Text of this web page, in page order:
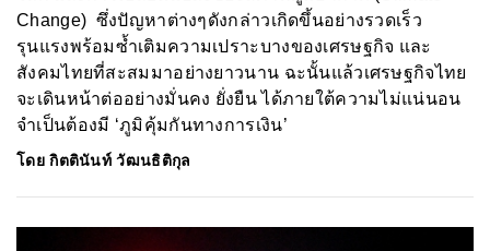
Change) ซึ่งปัญหาต่างๆดังกล่าวเกิดขึ้นอย่างรวดเร็ว
รุนแรงพร้อมซ้ำเติมความเปราะบางของเศรษฐกิจ และ
สังคมไทยที่สะสมมาอย่างยาวนาน ฉะนั้นแล้วเศรษฐกิจไทย
จะเดินหน้าต่ออย่างมั่นคง ยั่งยืน ได้ภายใต้ความไม่แน่นอน
จำเป็นต้องมี ‘ภูมิคุ้มกันทางการเงิน’
โดยกิตตินันท์ วัฒนธิติกุล